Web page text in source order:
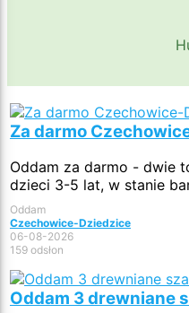
Za darmo
Oddam za darmo - dwie
dzieci 3-5 lat, w stanie
Oddam
Czechowice-Dziedzice
06-08-2026
159 odsłon
Oddam 3 drewniane